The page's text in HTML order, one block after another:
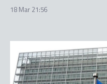
18 Mar 21:56